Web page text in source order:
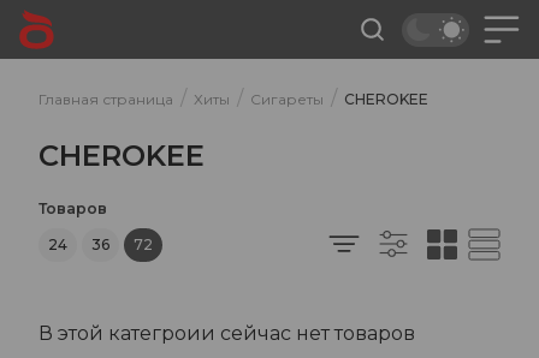
Главная страница / Хиты / Сигареты / CHEROKEE
CHEROKEE
Товаров
24
36 72
В этой категроии сейчас нет товаров